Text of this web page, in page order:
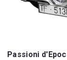
Passioni